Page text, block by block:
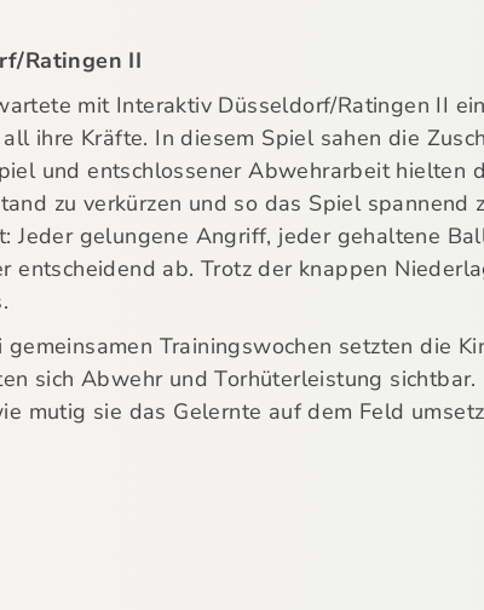
Ratingen II
mit Interaktiv Düsseldorf/Ratingen II
ihre Kräfte. In diesem Spiel sahen die
und entschlossener Abwehrarbeit hielten
zu verkürzen und so das Spiel spannend
Jeder gelungene Angriff, jeder gehaltene
entscheidend ab. Trotz der knappen
Trainingswochen setzten die
sich Abwehr und Torhüterleistung
mutig sie das Gelernte auf dem Feld